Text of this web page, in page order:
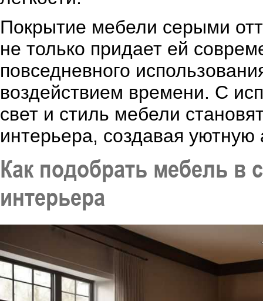
Покрытие мебели серыми
не только придает ей
повседневного
воздействием времени. С
свет и стиль мебели
интерьера, создавая
Как подобрать мебель в
интерьера